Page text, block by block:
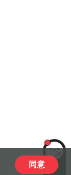
LiLi
同意